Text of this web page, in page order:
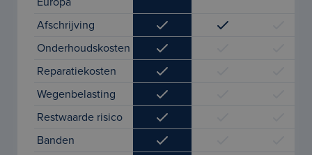
Afschrijving
Onderhoudskosten
Reparatiekosten
Wegenbelasting
Restwaarde risico
Banden